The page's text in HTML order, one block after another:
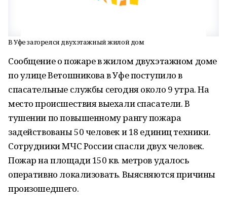
В Уфе загорелся двухэтажный жилой дом
Сообщение о пожаре в жилом двухэтажном доме
по улице Ветошникова в Уфе поступило в
спасательные службы сегодня около 9 утра. На
место происшествия выехали спасатели. В
тушении по повышенному рангу пожара
задействованы 50 человек и 18 единиц техники.
Сотрудники МЧС России спасли двух человек.
Пожар на площади 150 кв. метров удалось
оперативно локализовать. Выясняются причины
произошедшего.